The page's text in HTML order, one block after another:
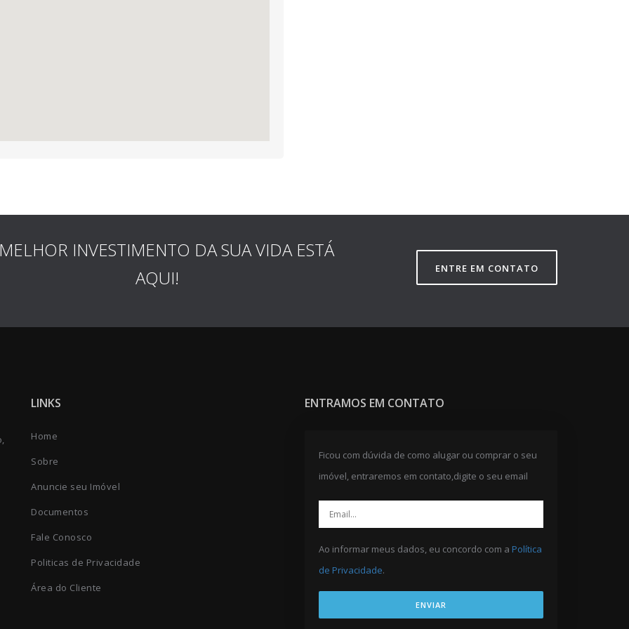
INVESTIMENTO DA SUA VIDA ESTÁ
AQUI!
ENTRE EM CONTATO
LINKS
Home
Sobre
Anuncie seu Imóvel
Documentos
Fale Conosco
Politicas de Privacidade
Área do Cliente
ENTRAMOS EM CONTATO
Ficou com dúvida de como alugar ou comprar o seu
imóvel, entraremos em contato,digite o seu email
Ao informar meus dados, eu concordo com a Política
de Privacidade.
ENVIAR